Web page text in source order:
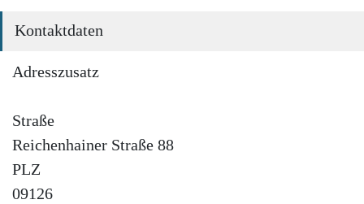
Kontaktdaten
Adresszusatz
Straße
Reichenhainer Straße 88
PLZ
09126